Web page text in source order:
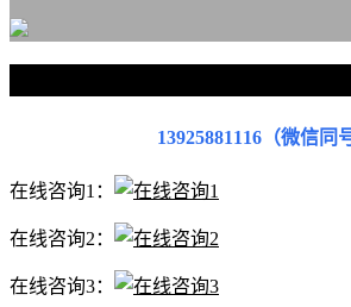
13925881116（微信同
在线咨询1：
在线咨询2：
在线咨询3：